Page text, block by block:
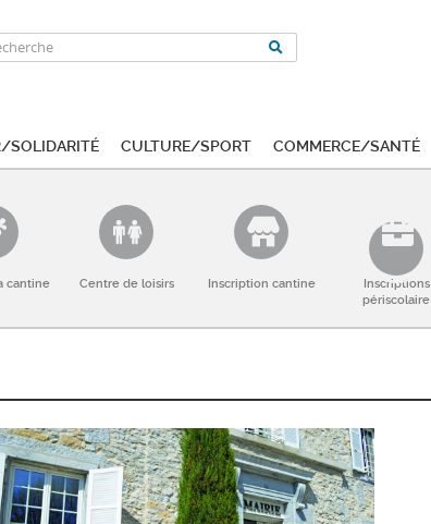
Solidarité Culture/Sport Commerce/Santé
cantine Centre de loisirs Inscription cantine
Inscriptions
périscolaire